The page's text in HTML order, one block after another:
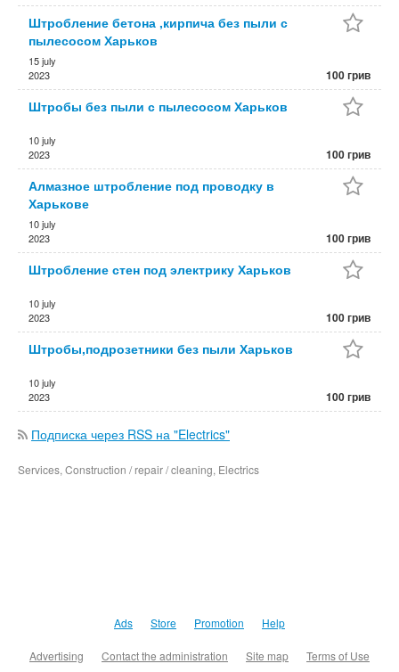
Штробление бетона ,кирпича без пыли с
пылесосом Харьков
15 july
2023
100 грив
Штробы без пыли с пылесосом Харьков
10 july
2023
100 грив
Алмазное штробление под проводку в
Харькове
10 july
2023
100 грив
Штробление стен под электрику Харьков
10 july
2023
100 грив
Штробы,подрозетники без пыли Харьков
10 july
2023
100 грив
Подписка через RSS на "Electrics"
Services, Construction / repair / cleaning, Electrics
Ads Store Promotion Help
Advertising Contact the administration Site map Terms of Use